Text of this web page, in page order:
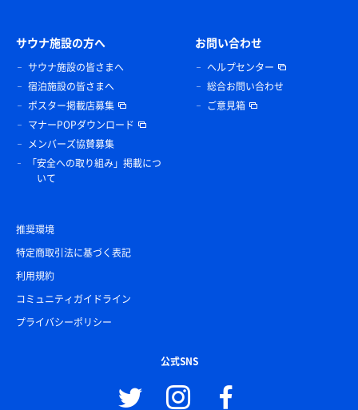
サウナ施設の方へ
サウナ施設の皆さまへ
宿泊施設の皆さまへ
ポスター掲載店募集
マナーPOPダウンロード
メンバーズ協賛募集
「安全への取り組み」掲載につ
いて
お問い合わせ
ヘルプセンター
総合お問い合わせ
ご意見箱
推奨環境
特定商取引法に基づく表記
利用規約
コミュニティガイドライン
プライバシーポリシー
公式SNS